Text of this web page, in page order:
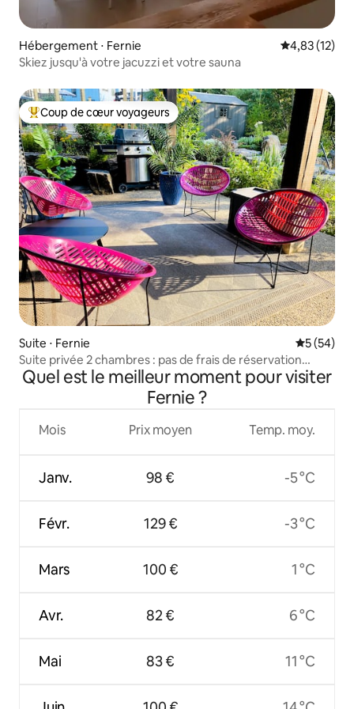
Hébergement ⋅ Fernie Évaluation
4,83 (12)
Skiez jusqu'à votre jacuzzi et votre sauna
Coups de cœur voyageurs les plus appréciés
Coup de cœur voyageurs
Suite ⋅ Fernie
5 (54)
Suite privée 2 chambres : pas de frais de réservation
supplémentaires
Quel est le meilleur moment pour visiter
Fernie ?
Mois
Janv.
Févr.
Mars
Avr.
Mai
Prix moyen
98 €
129 €
100 €
82 €
83 €
Temp. moy.
-5 °C
-3 °C
1 °C
6 °C
11 °C